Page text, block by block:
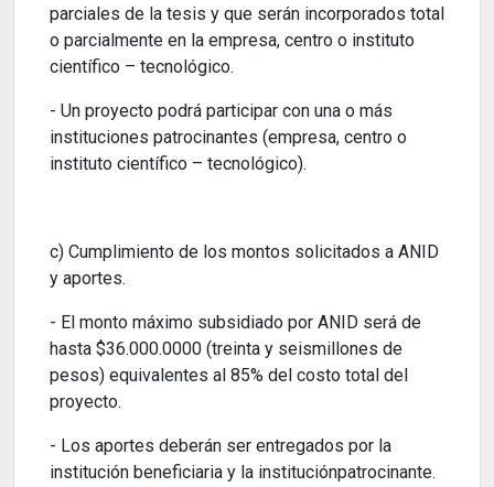
parciales de la tesis y que serán incorporados total
o parcialmente en la empresa, centro o instituto
científico – tecnológico.
- Un proyecto podrá participar con una o más
instituciones patrocinantes (empresa, centro o
instituto científico – tecnológico).
c) Cumplimiento de los montos solicitados a ANID
y aportes.
- El monto máximo subsidiado por ANID será de
hasta $36.000.0000 (treinta y seismillones de
pesos) equivalentes al 85% del costo total del
proyecto.
- Los aportes deberán ser entregados por la
institución beneficiaria y la instituciónpatrocinante.